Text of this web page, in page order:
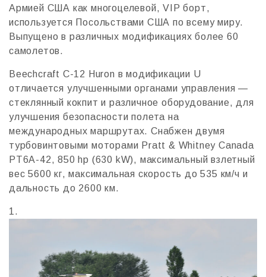
Армией США как многоцелевой, VIP борт,
используется Посольствами США по всему миру.
Выпущено в различных модификациях более 60
самолетов.
Beechcraft C-12 Huron в модификации U
отличается улучшенными органами управления —
стеклянный кокпит и различное оборудование, для
улучшения безопасности полета на
международных маршрутах. Снабжен двумя
турбовинтовыми моторами Pratt & Whitney Canada
PT6A-42, 850 hp (630 kW), максимальный взлетный
вес 5600 кг, максимальная скорость до 535 км/ч и
дальность до 2600 км.
1.